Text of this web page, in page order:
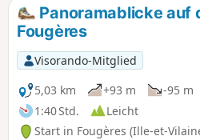
Panoramablicke auf
Fougères
Visorando-Mitglied
5,03 km
+93 m
-95 m
1:40 Std.
Leicht
Start in Fougères (Ille-et-